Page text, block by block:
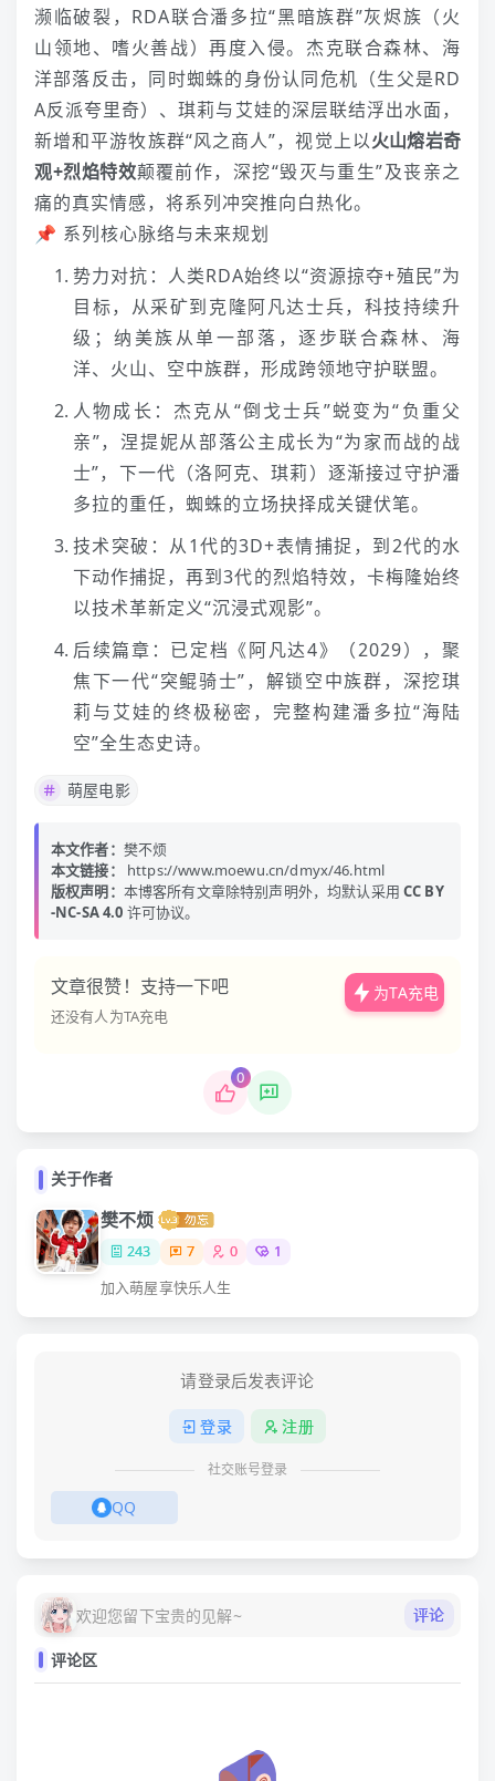
濒临破裂，RDA联合潘多拉“黑暗族群”灰烬族（火
山领地、嗜火善战）再度入侵。杰克联合森林、海
洋部落反击，同时蜘蛛的身份认同危机（生父是RD
A反派夸里奇）、琪莉与艾娃的深层联结浮出水面，
新增和平游牧族群“风之商人”，视觉上以火山熔岩奇
观+烈焰特效颠覆前作，深挖“毁灭与重生”及丧亲之
痛的真实情感，将系列冲突推向白热化。
📌 系列核心脉络与未来规划
势力对抗：人类RDA始终以“资源掠夺+殖民”为
目标，从采矿到克隆阿凡达士兵，科技持续升
级；纳美族从单一部落，逐步联合森林、海
洋、火山、空中族群，形成跨领地守护联盟。
人物成长：杰克从“倒戈士兵”蜕变为“负重父
亲”，涅提妮从部落公主成长为“为家而战的战
士”，下一代（洛阿克、琪莉）逐渐接过守护潘
多拉的重任，蜘蛛的立场抉择成关键伏笔。
技术突破：从1代的3D+表情捕捉，到2代的水
下动作捕捉，再到3代的烈焰特效，卡梅隆始终
以技术革新定义“沉浸式观影”。
后续篇章：已定档《阿凡达4》（2029），聚
焦下一代“突鲲骑士”，解锁空中族群，深挖琪
莉与艾娃的终极秘密，完整构建潘多拉“海陆
空”全生态史诗。
萌屋电影
本文作者： 樊不烦
本文链接：
https://www.moewu.cn/dmyx/46.html
版权声明： 本博客所有文章除特别声明外，均默认采用 CC BY
-NC-SA 4.0 许可协议。
文章很赞！支持一下吧
还没有人为TA充电
为TA充电
0
关于作者
樊不烦
243 7 0 1
加入萌屋享快乐人生
请登录后发表评论
登录 注册
社交账号登录
QQ
欢迎您留下宝贵的见解~ 评论
评论区